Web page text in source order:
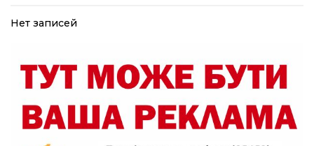
19:36
Пишіть листи самому собі, або як уникнути
19:29
30 лип
«Все закінчиться, приїду й одружуся…»: Пам’яті
26-річного Захисника Богдана Ємця (ВІДЕО)
20:06
Паливо по 100 грн та ризик дефіциту: чому в
Нет записей